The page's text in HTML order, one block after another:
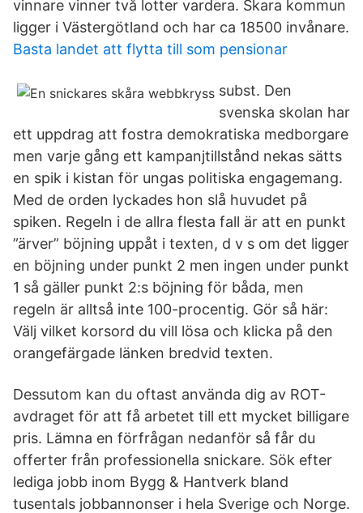
vinnare vinner två lotter vardera. Skara kommun
ligger i Västergötland och har ca 18500 invånare.
Basta landet att flytta till som pensionar
subst. Den
svenska skolan har
ett uppdrag att fostra demokratiska medborgare
men varje gång ett kampanjtillstånd nekas sätts
en spik i kistan för ungas politiska engagemang.
Med de orden lyckades hon slå huvudet på
spiken. Regeln i de allra flesta fall är att en punkt
”ärver” böjning uppåt i texten, d v s om det ligger
en böjning under punkt 2 men ingen under punkt
1 så gäller punkt 2:s böjning för båda, men
regeln är alltså inte 100-procentig. Gör så här:
Välj vilket korsord du vill lösa och klicka på den
orangefärgade länken bredvid texten.
Dessutom kan du oftast använda dig av ROT-
avdraget för att få arbetet till ett mycket billigare
pris. Lämna en förfrågan nedanför så får du
offerter från professionella snickare. Sök efter
lediga jobb inom Bygg & Hantverk bland
tusentals jobbannonser i hela Sverige och Norge.